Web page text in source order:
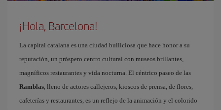
¡Hola, Barcelona!
La capital catalana es una ciudad bulliciosa que hace honor a su
reputación, un próspero centro cultural con museos brillantes,
magníficos restaurantes y vida nocturna. El céntrico paseo de las
Ramblas, lleno de actores callejeros, kioscos de prensa, de flores,
cafeterías y restaurantes, es un reflejo de la animación y el colorido